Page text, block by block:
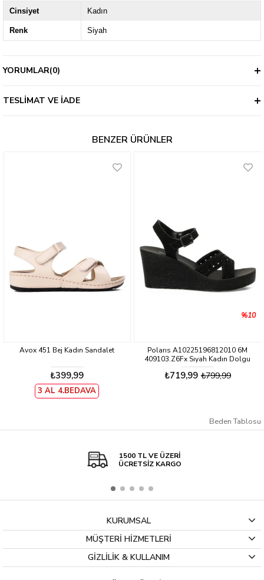
Cinsiyet Kadın
Renk Siyah
YORUMLAR(0)
TESLIMAT VE İADE
BENZER ÜRÜNLER
Avox 451 Bej Kadın Sandalet
₺399,99
3 AL 4.BEDAVA
Polarıs A10225196812010 6M
409103.Z6Fx Sıyah Kadın Dolgu
Sandalet
₺719,99 ₺799,99
%10
Beden Tablosu
1500 TL VE ÜZERİ
ÜCRETSİZ KARGO
KURUMSAL
MÜŞTERİ HİZMETLERİ
GİZLİLİK & KULLANIM